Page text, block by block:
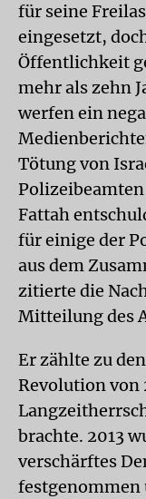
für seine
eingesetzt,
Öffentlichkeit
mehr als zehn
werfen ein
Tötung von
Fattah
für einige der
aus dem
zitierte die
Mitteilung des
Er zählte zu
Revolution von
brachte. 2013
verschärftes
festgenommen